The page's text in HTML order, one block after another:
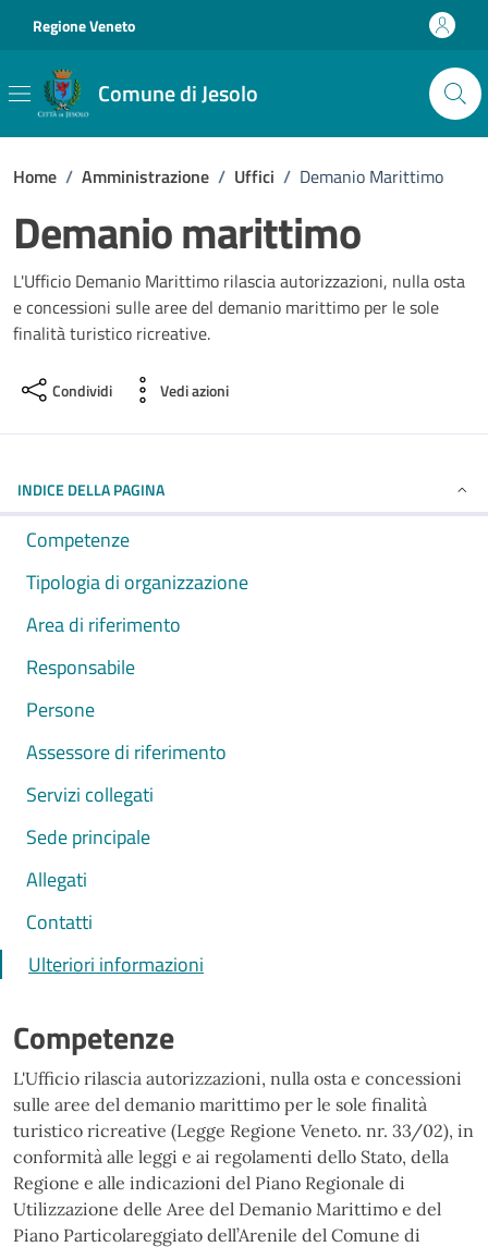
Regione Veneto
Comune di Jesolo
Home / Amministrazione / Uffici / Demanio Marittimo
Demanio marittimo
L'Ufficio Demanio Marittimo rilascia autorizzazioni, nulla osta
e concessioni sulle aree del demanio marittimo per le sole
finalità turistico ricreative.
Condividi Vedi azioni
INDICE DELLA PAGINA
Competenze
Tipologia di organizzazione
Area di riferimento
Responsabile
Persone
Assessore di riferimento
Servizi collegati
Sede principale
Allegati
Contatti
Ulteriori informazioni
Competenze
L'Ufficio rilascia autorizzazioni, nulla osta e concessioni
sulle aree del demanio marittimo per le sole finalità
turistico ricreative (Legge Regione Veneto. nr. 33/02), in
conformità alle leggi e ai regolamenti dello Stato, della
Regione e alle indicazioni del Piano Regionale di
Utilizzazione delle Aree del Demanio Marittimo e del
Piano Particolareggiato dell’Arenile del Comune di